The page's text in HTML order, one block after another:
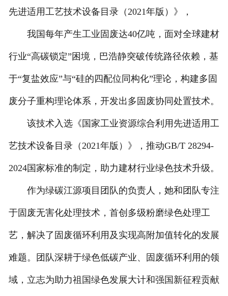
康复案例
联系我们
先进适用工艺技术设备目录（2021年版）》，
我国每年产生工业固废达40亿吨，面对全球建材
行业“高碳锁定”困境，巴浩静突破传统路径依赖，基
于“复盐效应”与“硅的四配位同构化”理论，构建多固
废分子重构理论体系，开发出多固废协同处置技术。
该技术入选《国家工业资源综合利用先进适用工
艺技术设备目录（2021年版）》，推动GB/T 28294-
2024国家标准的制定，助力建材行业绿色技术升级。
作为绿碳江源项目团队的负责人，她和团队专注
于固废无害化处理技术，首创多级粉磨绿色处理工
艺，解决了固废循环利用及实现高附加值转化的发展
难题。团队深耕于绿色低碳产业、固废循环利用的领
域，立志为助力祖国绿色发展大计和强国新征程贡献